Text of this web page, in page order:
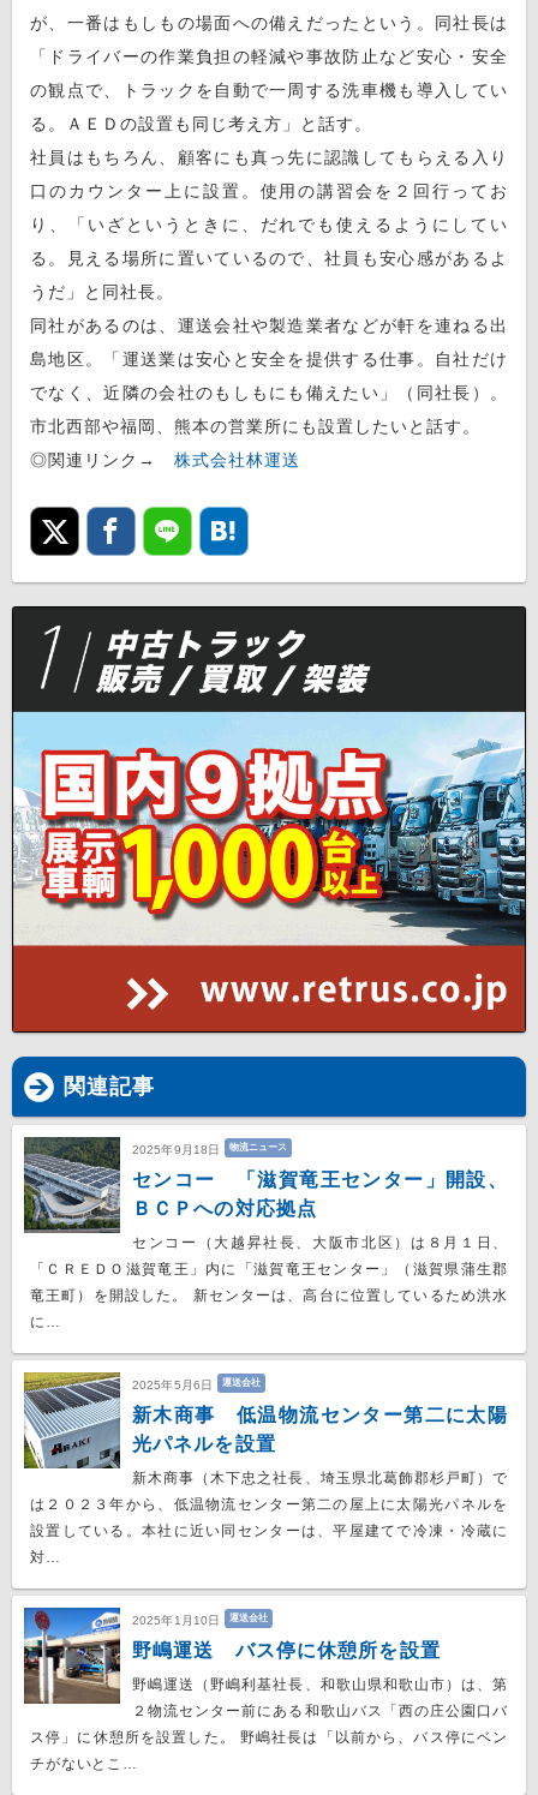
が、一番はもしもの場面への備えだったという。同社長は
「ドライバーの作業負担の軽減や事故防止など安心・安全
の観点で、トラックを自動で一周する洗車機も導入してい
る。ＡＥＤの設置も同じ考え方」と話す。
社員はもちろん、顧客にも真っ先に認識してもらえる入り
口のカウンター上に設置。使用の講習会を２回行ってお
り、「いざというときに、だれでも使えるようにしてい
る。見える場所に置いているので、社員も安心感があるよ
うだ」と同社長。
同社があるのは、運送会社や製造業者などが軒を連ねる出
島地区。「運送業は安心と安全を提供する仕事。自社だけ
でなく、近隣の会社のもしもにも備えたい」（同社長）。
市北西部や福岡、熊本の営業所にも設置したいと話す。
◎関連リンク→ 株式会社林運送
関連記事
2025年9月18日 物流ニュース
センコー 「滋賀竜王センター」開設、
ＢＣＰへの対応拠点
センコー（大越昇社長、大阪市北区）は８月１日、
「ＣＲＥＤＯ滋賀竜王」内に「滋賀竜王センター」（滋賀県蒲生郡
竜王町）を開設した。 新センターは、高台に位置しているため洪水
に…
2025年5月6日 運送会社
新木商事 低温物流センター第二に太陽
光パネルを設置
新木商事（木下忠之社長、埼玉県北葛飾郡杉戸町）で
は２０２３年から、低温物流センター第二の屋上に太陽光パネルを
設置している。本社に近い同センターは、平屋建てで冷凍・冷蔵に
対…
2025年1月10日 運送会社
野嶋運送 バス停に休憩所を設置
野嶋運送（野嶋利基社長、和歌山県和歌山市）は、第
２物流センター前にある和歌山バス「西の庄公園口バ
ス停」に休憩所を設置した。 野嶋社長は「以前から、バス停にベン
チがないとこ…